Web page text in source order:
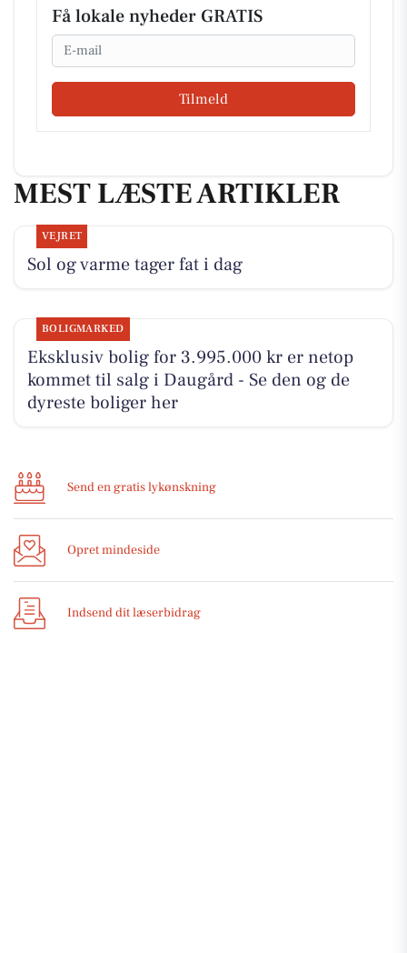
Få lokale nyheder GRATIS
Email
Tilmeld
MEST LÆSTE ARTIKLER
VEJRET
Sol og varme tager fat i dag
BOLIGMARKED
Eksklusiv bolig for 3.995.000 kr er netop
kommet til salg i Daugård - Se den og de
dyreste boliger her
Send en gratis lykønskning
Opret mindeside
Indsend dit læserbidrag